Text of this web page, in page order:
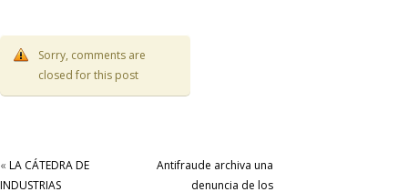
Sorry, comments are
closed for this post
« LA CÁTEDRA DE
INDUSTRIAS
Antifraude archiva una
denuncia de los